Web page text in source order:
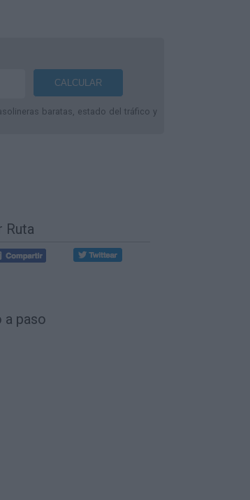
baratas, estado del tráfico y
Ruta
a paso